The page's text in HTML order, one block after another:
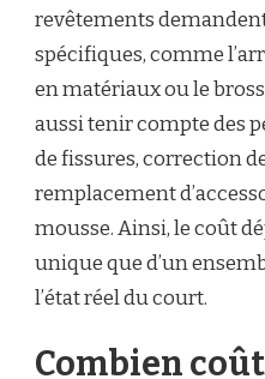
revêtements
spécifiques, comme
en matériaux ou le
aussi tenir compte des
de fissures, correction
remplacement
mousse. Ainsi, le coût
unique que d’un
l’état réel du court.
Combien